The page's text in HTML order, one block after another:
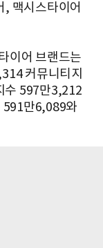
맥시스타이어
이어 브랜드는
커뮤니티지
수 597만3,212
591만6,089와